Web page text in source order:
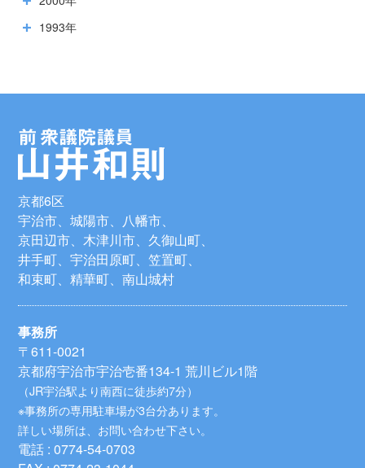
1993年
京都6区
宇治市、城陽市、八幡市、
京田辺市、木津川市、久御山町、
井手町、宇治田原町、笠置町、
和束町、精華町、南山城村
事務所
〒611-0021
京都府宇治市宇治壱番134-1 荒川ビル1階
（JR宇治駅より南西に徒歩約7分）
※事務所の専用駐車場が3台分あります。
詳しい場所は、お問い合わせ下さい。
電話 : 0774-54-0703